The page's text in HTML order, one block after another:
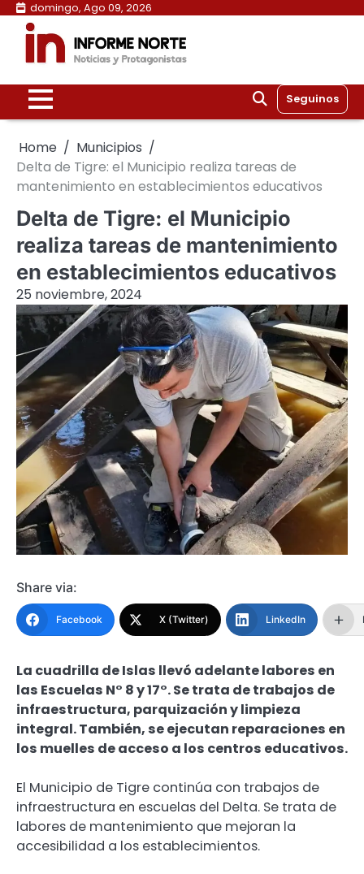
Skip
content
domingo, Ago 09, 2026
Seguinos
Home
Municipios
Delta de Tigre: el Municipio realiza tareas de
mantenimiento en establecimientos educativos
Delta de Tigre: el Municipio
realiza tareas de mantenimiento
en establecimientos educativos
25 noviembre, 2024
Share via:
Facebook X (Twitter) LinkedIn
La cuadrilla de Islas llevó adelante labores en
las Escuelas N° 8 y 17°. Se trata de trabajos de
infraestructura, parquización y limpieza
integral. También, se ejecutan reparaciones en
los muelles de acceso a los centros educativos.
El Municipio de Tigre continúa con trabajos de
infraestructura en escuelas del Delta. Se trata de
labores de mantenimiento que mejoran la
accesibilidad a los establecimientos.